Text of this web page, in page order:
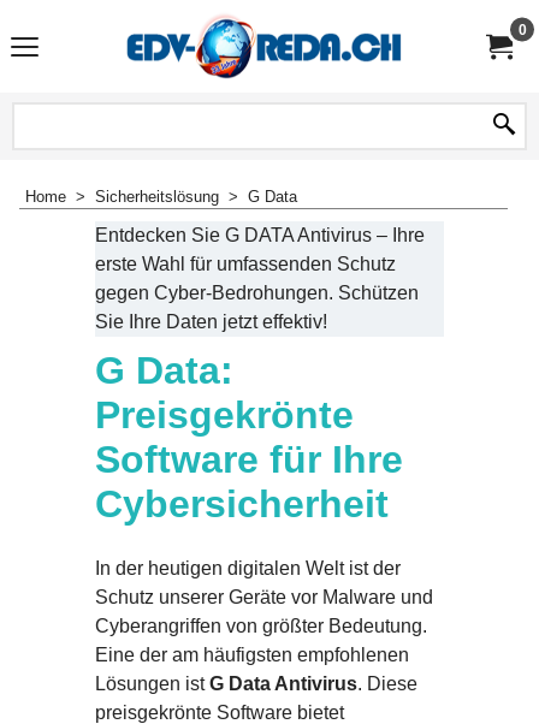
0
Home > Sicherheitslösung > G Data
Entdecken Sie G DATA Antivirus – Ihre
erste Wahl für umfassenden Schutz
gegen Cyber-Bedrohungen. Schützen
Sie Ihre Daten jetzt effektiv!
G Data:
Preisgekrönte
Software für Ihre
Cybersicherheit
In der heutigen digitalen Welt ist der
Schutz unserer Geräte vor Malware und
Cyberangriffen von größter Bedeutung.
Eine der am häufigsten empfohlenen
Lösungen istG Data Antivirus. Diese
preisgekrönte Software bietet